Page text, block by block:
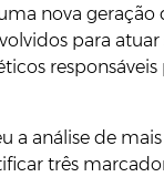
nova geração
para atuar
a análise de
três